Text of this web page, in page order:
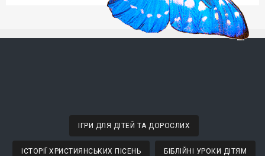
ІГРИ ДЛЯ ДІТЕЙ ТА ДОРОСЛИХ
ІСТОРІЇ ХРИСТИЯНСЬКИХ ПІСЕНЬ БІБЛІЙНІ УРОКИ ДІТЯМ